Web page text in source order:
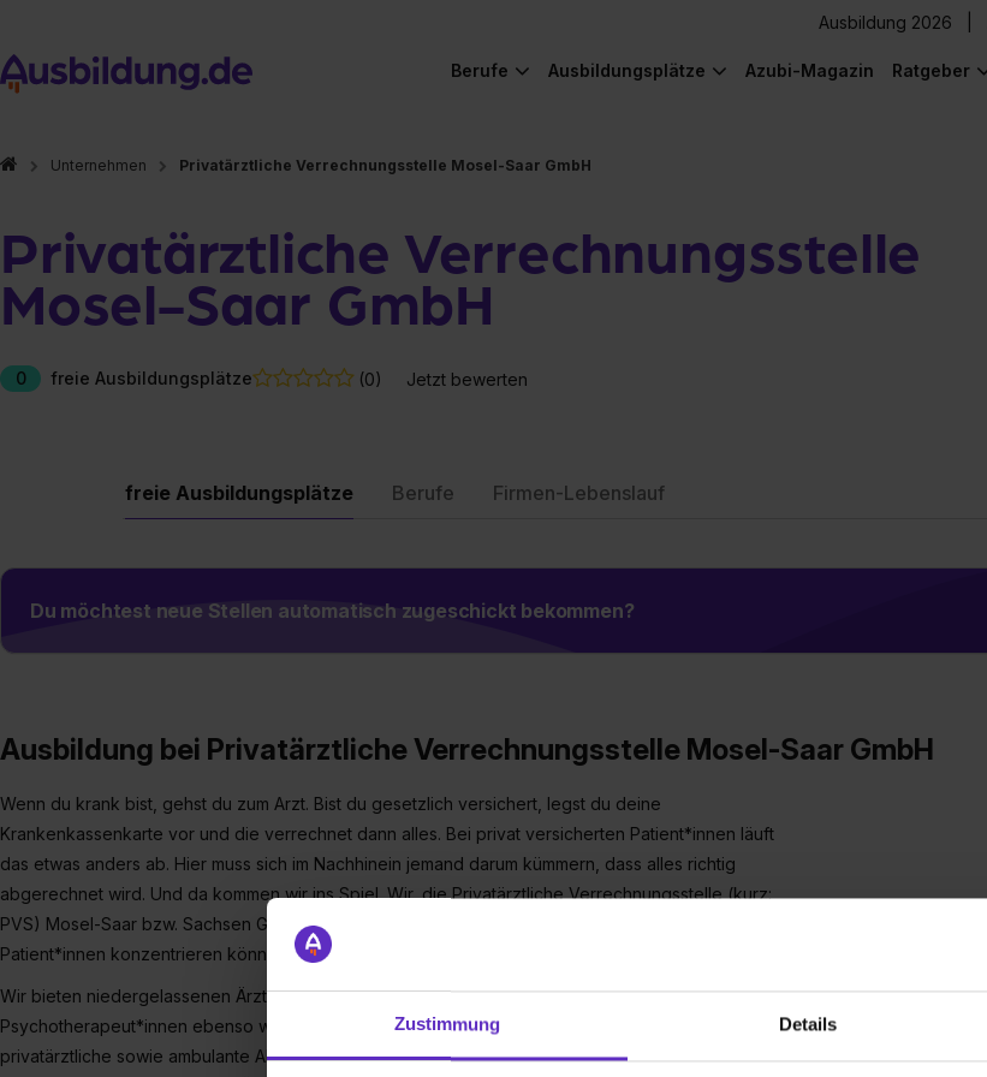
Zustimmung Details
Ausbildung 2026
Berufe Ausbildungsplätze Azubi-Magazin Ratgeber
Unternehmen Privatärztliche Verrechnungsstelle Mosel-Saar GmbH
Privatärztliche Verrechnungsstelle
Mosel-Saar GmbH
0 freie Ausbildungsplätze (0) Jetzt bewerten
freie Ausbildungsplätze Berufe Firmen-Lebenslauf
Du möchtest neue Stellen automatisch zugeschickt bekommen?
Ausbildung bei Privatärztliche Verrechnungsstelle Mosel-Saar GmbH
Wenn du krank bist, gehst du zum Arzt. Bist du gesetzlich versichert, legst du deine
Krankenkassenkarte vor und die verrechnet dann alles. Bei privat versicherten Patient*innen läuft
das etwas anders ab. Hier muss sich im Nachhinein jemand darum kümmern, dass alles richtig
abgerechnet wird. Und da kommen wir ins Spiel. Wir, die Privatärztliche Verrechnungsstelle (kurz:
PVS) Mosel-Saar bzw. Sachsen GmbH, übernehmen das, damit sich die Ärzt*innen auf ihre
Patient*innen konzentrieren können und nicht noch um den ganzen Papierkram kümmern müssen.
Wir bieten niedergelassenen Ärzt*innen, Zahnärzt*innen, Medizinischen Versorgungszentren und
Psychotherapeut*innen ebenso wie Kliniken jeder Größe einen umfassenden Service rund um die
privatärztliche sowie ambulante Abrechnung. Dazu gehört das Abrechnungs-, Forderungs- und